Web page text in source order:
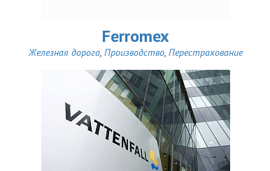
Ferromex
Железная дорога, Производство, Перестрахование